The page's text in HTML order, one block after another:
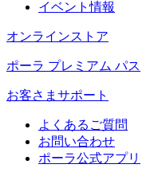
イベント情報
オンラインストア
ポーラ プレミアム パス
お客さまサポート
よくあるご質問
お問い合わせ
ポーラ公式アプリ